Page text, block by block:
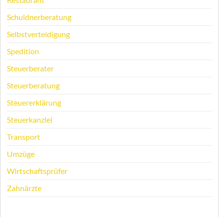
Schuldnerberatung
Selbstverteidigung
Spedition
Steuerberater
Steuerberatung
Steuererklärung
Steuerkanzlei
Transport
Umzüge
Wirtschaftsprüfer
Zahnärzte